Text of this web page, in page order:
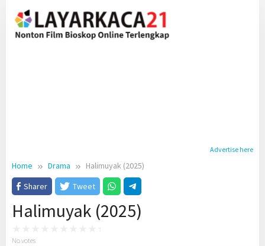
content
Advertise here
Home Drama
Halimuyak (2025)
Sharer
Tweet
Halimuyak (2025)
No votes